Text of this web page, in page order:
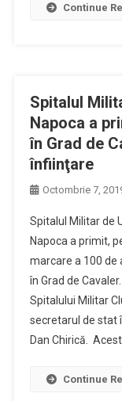
Continue
Spitalul
Napoca a
în Grad de
înfiinţare
Octombrie 7,
Spitalul Militar de
Napoca a primit,
marcare a 100 de
în Grad de
Spitalului Militar
secretarul de stat
Dan Chirică.
Continue